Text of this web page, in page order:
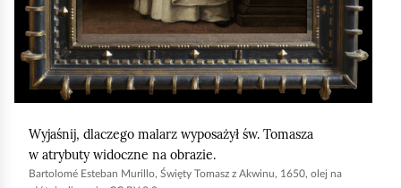
o
i
Wyjaśnij, dlaczego malarz wyposażył św. Tomasza
w atrybuty widoczne na obrazie.
Bartolomé Esteban Murillo, Święty Tomasz z Akwinu, 1650, olej na